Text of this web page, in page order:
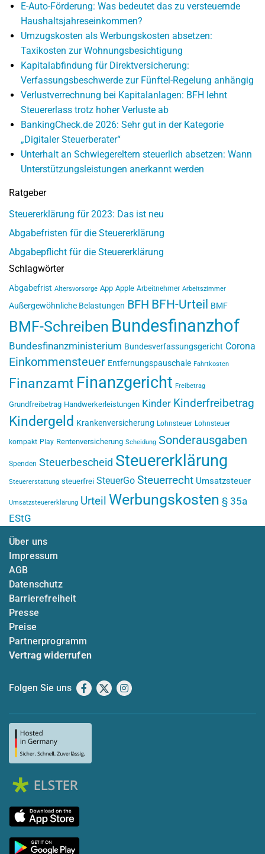
E-Auto-Förderung: Was bedeutet das zu versteuernde
Haushaltsjahreseinkommen?
Umzugskosten als Werbungskosten absetzen:
Taxikosten zur Wohnungsbesichtigung
Kapitalabfindung für Direktversicherung:
Verfassungsbeschwerde zur Fünftel-Regelung anhängig
Verlustverrechnung bei Kapitalanlagen: BFH lehnt
Steuererlass trotz hoher Verluste ab
BankingCheck.de 2026: Sehr gut in der Kategorie
„Digitaler Steuerberater“
Unterhalt an Schwiegereltern steuerlich absetzen: Wann
Unterstützungsleistungen anerkannt werden
Ratgeber
Steuererklärung für 2023: Das ist neu
Abgabefristen für die Steuererklärung
Abgabepflicht für die Steuererklärung
Schlagwörter
Abgabefrist Altersvorsorge App Apple Arbeitnehmer Arbeitszimmer
Außergewöhnliche Belastungen BFH BFH-Urteil BMF
BMF-Schreiben Bundesfinanzhof
Bundesfinanzministerium Bundesverfassungsgericht Corona
Einkommensteuer Entfernungspauschale Fahrtkosten
Finanzamt Finanzgericht Freibetrag
Grundfreibetrag Handwerkerleistungen Kinder Kinderfreibetrag
Kindergeld Krankenversicherung Lohnsteuer Lohnsteuer
kompakt Play Rentenversicherung Scheidung Sonderausgaben
Spenden Steuerbescheid Steuererklärung
Steuererstattung steuerfrei SteuerGo Steuerrecht Umsatzsteuer
Umsatzsteuererklärung Urteil Werbungskosten § 35a
EStG
Über uns
Impressum
AGB
Datenschutz
Barrierefreiheit
Presse
Preise
Partnerprogramm
Vertrag widerrufen
Folgen Sie uns Facebook
X Instagram